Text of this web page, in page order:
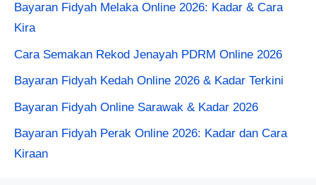
Bayaran Fidyah Melaka Online 2026: Kadar & Cara
Kira
Cara Semakan Rekod Jenayah PDRM Online 2026
Bayaran Fidyah Kedah Online 2026 & Kadar Terkini
Bayaran Fidyah Online Sarawak & Kadar 2026
Bayaran Fidyah Perak Online 2026: Kadar dan Cara
Kiraan